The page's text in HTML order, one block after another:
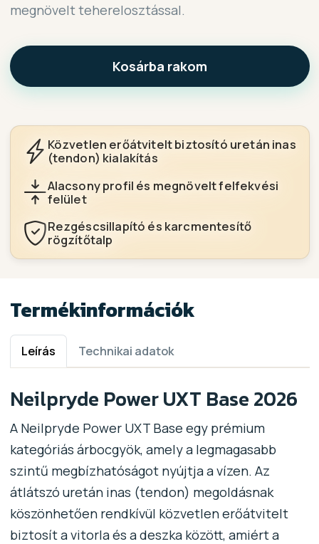
megnövelt teherelosztással.
Kosárba rakom
Közvetlen erőátvitelt biztosító uretán inas
(tendon) kialakítás
Alacsony profil és megnövelt felfekvési
felület
Rezgéscsillapító és karcmentesítő
rögzítőtalp
Termékinformációk
Leírás Technikai adatok
Neilpryde Power UXT Base 2026
A Neilpryde Power UXT Base egy prémium
kategóriás árbocgyök, amely a legmagasabb
szintű megbízhatóságot nyújtja a vízen. Az
átlátszó uretán inas (tendon) megoldásnak
köszönhetően rendkívül közvetlen erőátvitelt
biztosít a vitorla és a deszka között, amiért a